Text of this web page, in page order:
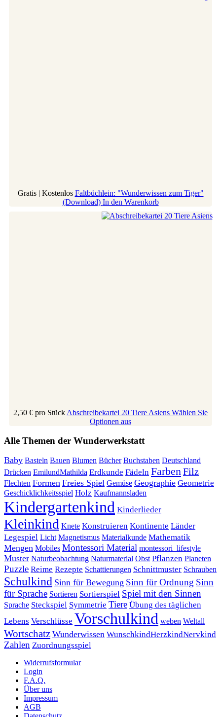
Gratis | Kostenlos Faltbüchlein: "Wunderwissen zum Tiger"
(Download) In den Warenkorb
2,50 € pro Stück Abschreibekartei 20 Tiere Asiens Wählen Sie
Optionen aus
Alle Themen der Wunderwerkstatt
Baby Basteln Bauen Blumen Bücher Buchstaben Deutschland
Drücken EmilundMathilda Erdkunde Fädeln FarbenFilz
Flechten Formen Freies Spiel Gemüse Geographie Geometrie
Geschicklichkeitsspiel Holz Kaufmannsladen
Kindergartenkind Kinderlieder
Kleinkind Knete Konstruieren Kontinente Länder
Legespiel Licht Magnetismus Materialkunde Mathematik
Mengen Mobiles Montessori Material montessori_lifestyle
Muster Naturbeobachtung Naturmaterial Obst Pflanzen Planeten
Puzzle Reime Rezepte Schattierungen Schnittmuster Schrauben
Schulkind Sinn für Bewegung Sinn für Ordnung Sinn
für Sprache Sortieren Sortierspiel Spiel mit den Sinnen
Sprache Steckspiel Symmetrie Tiere Übung des täglichen
Lebens Verschlüsse Vorschulkind weben Weltall
Wortschatz Wunderwissen WunschkindHerzkindNervkind
Zahlen Zuordnungsspiel
Widerrufsformular
Login
F.A.Q.
Über uns
Impressum
AGB